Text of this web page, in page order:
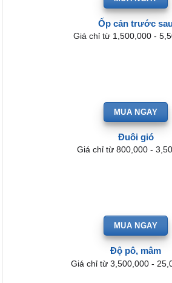
Ốp cản trước
Giá chỉ từ 1,500,000 -
MUA NGAY
Đuôi gió
Giá chỉ từ 800,000 -
MUA NGAY
Độ pô, mâm
Giá chỉ từ 3,500,000 -